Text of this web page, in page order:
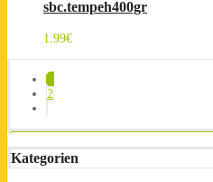
sbc.tempeh400gr
1.99€
1
2
Kategorien